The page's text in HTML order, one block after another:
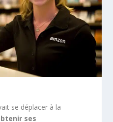
se déplacer à la
ses